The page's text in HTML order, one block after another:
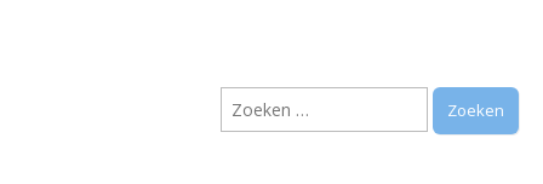
Vereniging
Arnhem e.o.
Zoeken
naar: